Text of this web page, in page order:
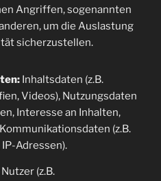
Angriffen, sogenannten
um die Auslastung
sicherzustellen.
Inhaltsdaten (z.B.
Videos), Nutzungsdaten
Interesse an Inhalten,
(z.B.
Adressen).
(z.B.